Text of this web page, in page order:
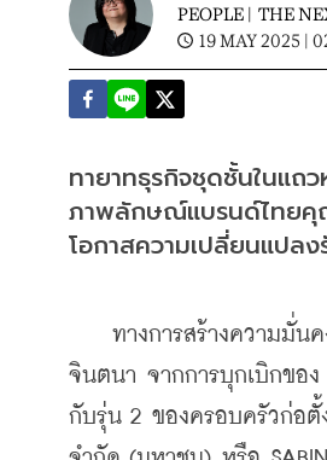
PEOPLE | THE
19 MAY 2025 |
ทายาทธุรกิจชุดชั้นในแถ
ภาพลักษณ์แบรนด์ไทยคุ
โอกาสความเปลี่ยนแปล
ทางการสร้างความมั่นคง
จินตนา จากการบุกเบิกขอ
กับรุ่น 2 ของครอบครัวก่อ